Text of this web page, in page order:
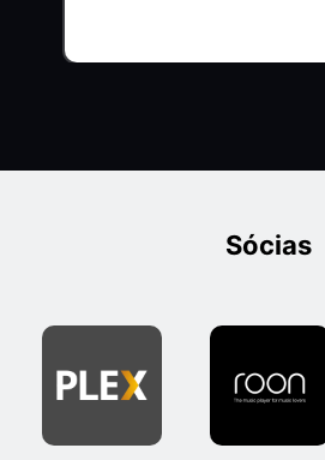
Sócias